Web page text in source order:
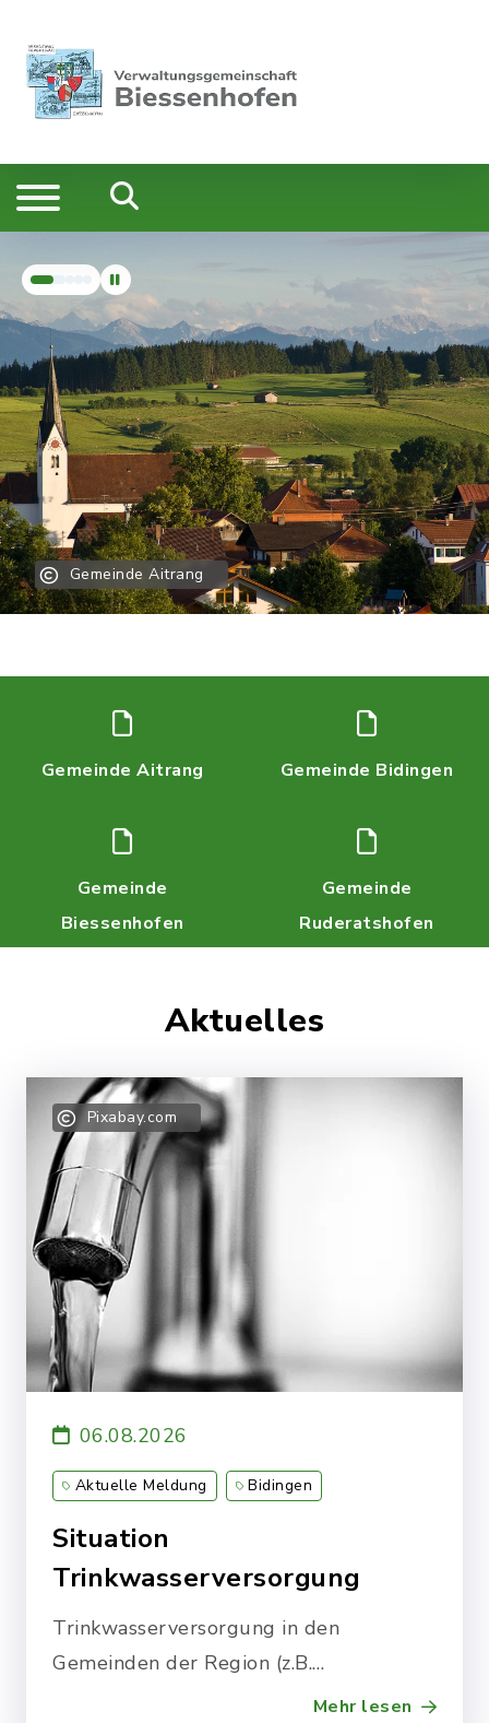
Gemeinde Aitrang
Gemeinde Aitrang Gemeinde Bidingen
Gemeinde
Biessenhofen
Gemeinde
Ruderatshofen
Aktuelles
Situation
Trinkwasserversorgung
Trinkwasserversorgung in den
Gemeinden der Region (z.B.
Lengenwang) bereitet immer mehr
06.08.2026
Aktuelle Meldung Bidingen
Mehr lesen
Pixabay.com